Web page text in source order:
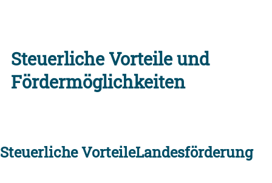
Steuerliche Vorteile und
Fördermöglichkeiten
Steuerliche VorteileLandesförderung